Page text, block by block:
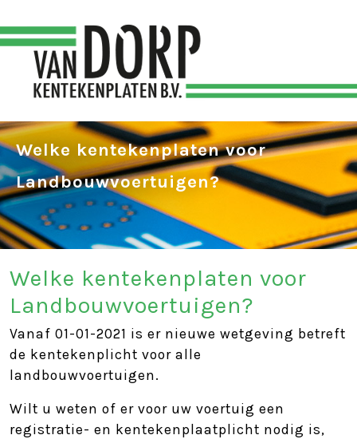
Welke kentekenplaten voor
Landbouwvoertuigen?
Welke kentekenplaten voor
Landbouwvoertuigen?
Vanaf 01-01-2021 is er nieuwe wetgeving betreft
de kentekenplicht voor alle
landbouwvoertuigen.
Wilt u weten of er voor uw voertuig een
registratie- en kentekenplaatplicht nodig is,